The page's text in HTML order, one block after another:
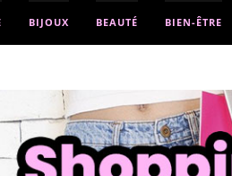
BIJOUX BEAUTÉ BIEN-ÊTRE